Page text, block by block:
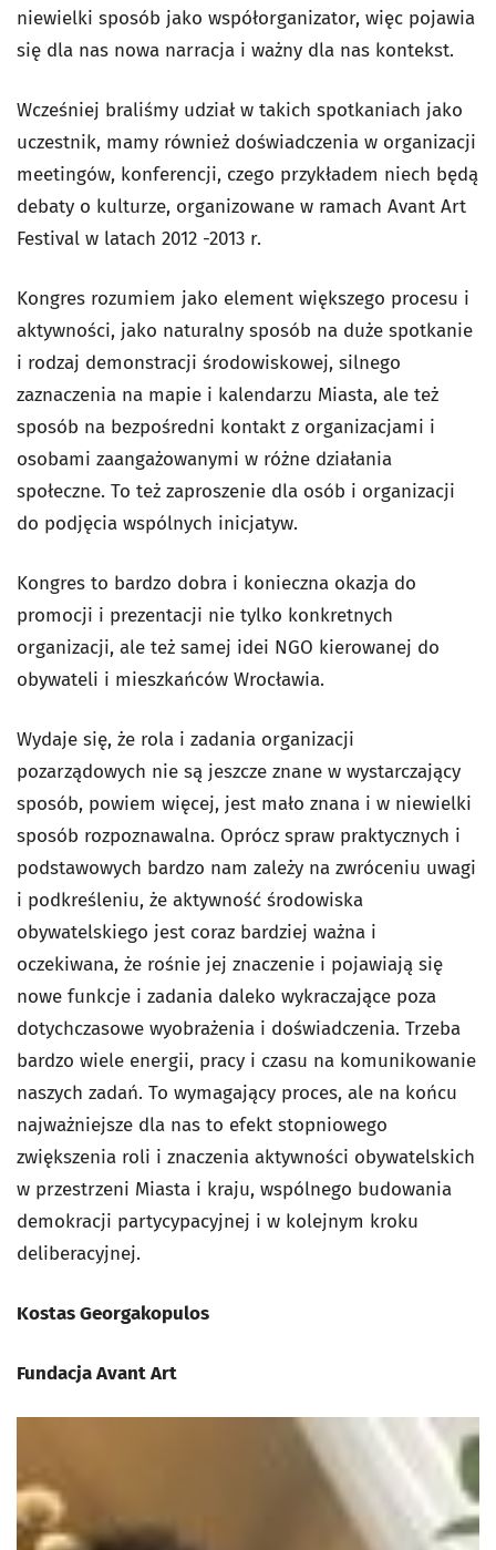
niewielki sposób jako współorganizator, więc pojawia
się dla nas nowa narracja i ważny dla nas kontekst.
Wcześniej braliśmy udział w takich spotkaniach jako
uczestnik, mamy również doświadczenia w organizacji
meetingów, konferencji, czego przykładem niech będą
debaty o kulturze, organizowane w ramach Avant Art
Festival w latach 2012 -2013 r.
Kongres rozumiem jako element większego procesu i
aktywności, jako naturalny sposób na duże spotkanie
i rodzaj demonstracji środowiskowej, silnego
zaznaczenia na mapie i kalendarzu Miasta, ale też
sposób na bezpośredni kontakt z organizacjami i
osobami zaangażowanymi w różne działania
społeczne. To też zaproszenie dla osób i organizacji
do podjęcia wspólnych inicjatyw.
Kongres to bardzo dobra i konieczna okazja do
promocji i prezentacji nie tylko konkretnych
organizacji, ale też samej idei NGO kierowanej do
obywateli i mieszkańców Wrocławia.
Wydaje się, że rola i zadania organizacji
pozarządowych nie są jeszcze znane w wystarczający
sposób, powiem więcej, jest mało znana i w niewielki
sposób rozpoznawalna. Oprócz spraw praktycznych i
podstawowych bardzo nam zależy na zwróceniu uwagi
i podkreśleniu, że aktywność środowiska
obywatelskiego jest coraz bardziej ważna i
oczekiwana, że rośnie jej znaczenie i pojawiają się
nowe funkcje i zadania daleko wykraczające poza
dotychczasowe wyobrażenia i doświadczenia. Trzeba
bardzo wiele energii, pracy i czasu na komunikowanie
naszych zadań. To wymagający proces, ale na końcu
najważniejsze dla nas to efekt stopniowego
zwiększenia roli i znaczenia aktywności obywatelskich
w przestrzeni Miasta i kraju, wspólnego budowania
demokracji partycypacyjnej i w kolejnym kroku
deliberacyjnej.
Kostas Georgakopulos
Fundacja Avant Art